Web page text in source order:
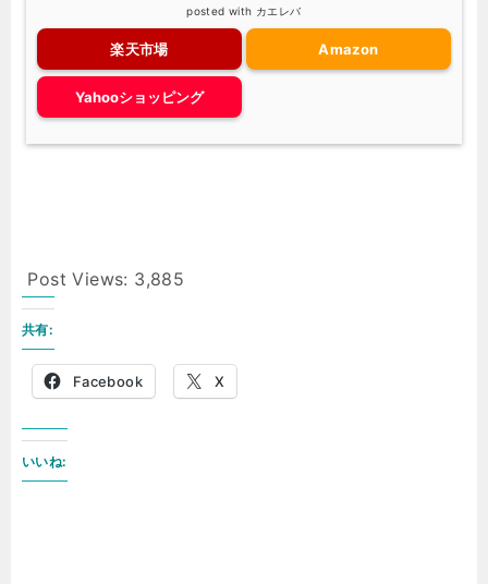
posted with カエレバ
楽天市場 Amazon
Yahooショッピング
Post Views: 3,885
共有:
Facebook X
いいね: